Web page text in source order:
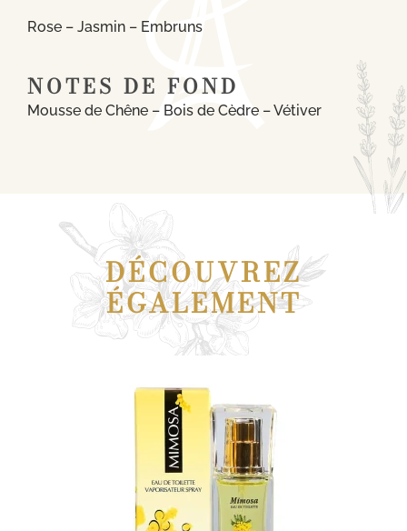
Rose – Jasmin – Embruns
NOTES DE FOND
Mousse de Chêne – Bois de Cèdre – Vétiver
DÉCOUVREZ
ÉGALEMENT